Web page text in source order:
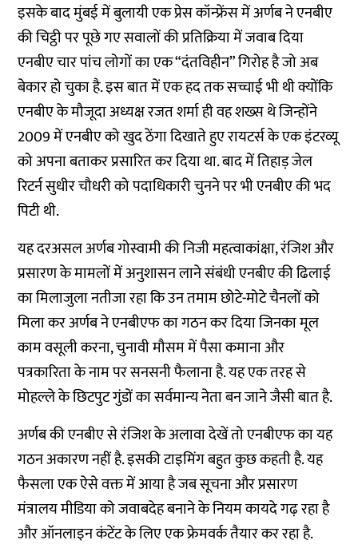
इसके बाद मुंबई में बुलायी एक प्रेस कॉन्फ्रेंस में अर्णब ने एनबीए
की चिट्ठी पर पूछे गए सवालों की प्रतिक्रिया में जवाब दिया
एनबीए चार पांच लोगों का एक “दंतविहीन” गिरोह है जो अब
बेकार हो चुका है. इस बात में एक हद तक सच्चाई भी थी क्योंकि
एनबीए के मौजूदा अध्यक्ष रजत शर्मा ही वह शख्स थे जिन्होंने
2009 में एनबीए को खुद ठेंगा दिखाते हुए रायटर्स के एक इंटरव्यू
को अपना बताकर प्रसारित कर दिया था. बाद में तिहाड़ जेल
रिटर्न सुधीर चौधरी को पदाधिकारी चुनने पर भी एनबीए की भद
पिटी थी.
यह दरअसल अर्णब गोस्वामी की निजी महत्वाकांक्षा, रंजिश और
प्रसारण के मामलों में अनुशासन लाने संबंधी एनबीए की ढिलाई
का मिलाजुला नतीजा रहा कि उन तमाम छोटे-मोटे चैनलों को
मिला कर अर्णब ने एनबीएफ का गठन कर दिया जिनका मूल
काम वसूली करना, चुनावी मौसम में पैसा कमाना और
पत्रकारिता के नाम पर सनसनी फैलाना है. यह एक तरह से
मोहल्ले के छिटपुट गुंडों का सर्वमान्य नेता बन जाने जैसी बात है.
अर्णब की एनबीए से रंजिश के अलावा देखें तो एनबीएफ का यह
गठन अकारण नहीं है. इसकी टाइमिंग बहुत कुछ कहती है. यह
फैसला एक ऐसे वक्त में आया है जब सूचना और प्रसारण
मंत्रालय मीडिया को जवाबदेह बनाने के नियम कायदे गढ़ रहा है
और ऑनलाइन कंटेंट के लिए एक फ्रेमवर्क तैयार कर रहा है.